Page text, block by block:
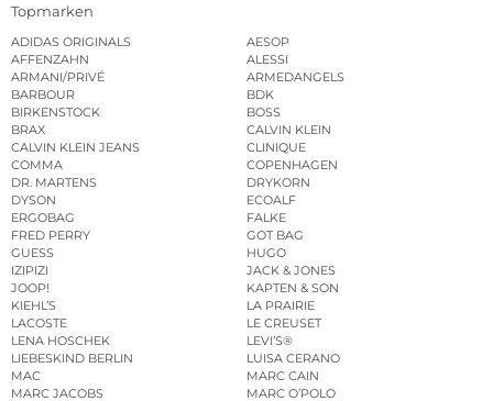
Topmarken
ADIDAS ORIGINALS
AESOP
AFFENZAHN
ALESSI
ARMANI/PRIVÉ
ARMEDANGELS
BARBOUR
BDK
BIRKENSTOCK
BOSS
BRAX
CALVIN KLEIN
CALVIN KLEIN JEANS
CLINIQUE
COMMA
COPENHAGEN
DR. MARTENS
DRYKORN
DYSON
ECOALF
ERGOBAG
FALKE
FRED PERRY
GOT BAG
GUESS
HUGO
IZIPIZI
JACK & JONES
JOOP!
KAPTEN & SON
KIEHL’S
LA PRAIRIE
LACOSTE
LE CREUSET
LENA HOSCHEK
LEVI’S®
LIEBESKIND BERLIN
LUISA CERANO
MAC
MARC CAIN
MARC JACOBS
MARC O’POLO